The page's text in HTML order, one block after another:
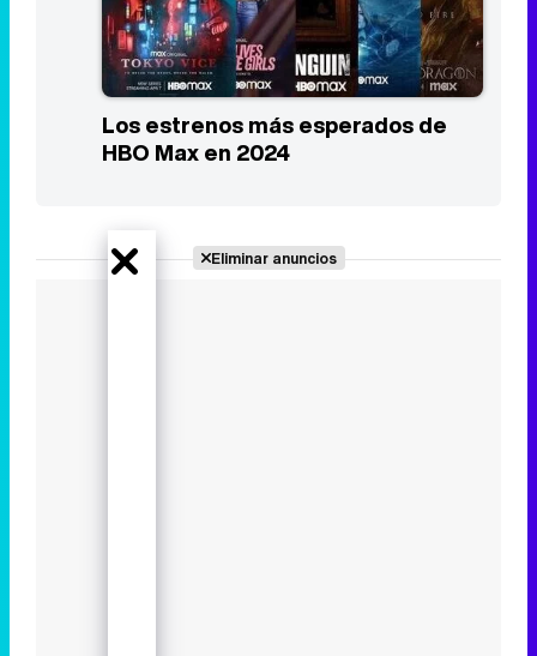
Los estrenos más esperados de
HBO Max en 2024
Eliminar anuncios